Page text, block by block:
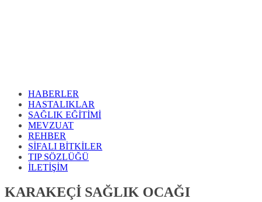
HABERLER
HASTALIKLAR
SAĞLIK EĞİTİMİ
MEVZUAT
REHBER
SİFALI BİTKİLER
TIP SÖZLÜĞÜ
İLETİŞİM
KARAKEÇİ SAĞLIK OCAĞI